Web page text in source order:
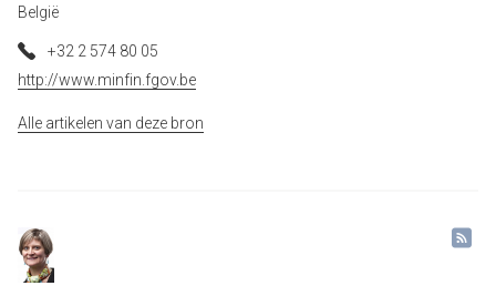
België
+32 2 574 80 05
http://www.minfin.fgov.be
Alle artikelen van deze bron